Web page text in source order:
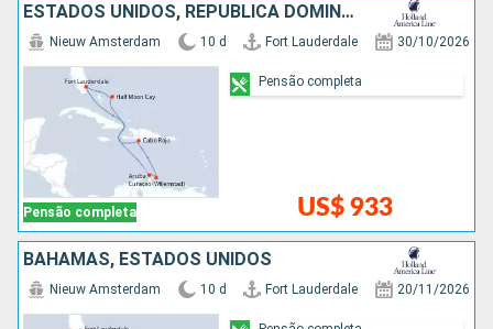
ESTADOS UNIDOS, REPUBLICA DOMINICANA, ARUBA, BAHAMAS
Pensão completa
Nieuw Amsterdam 10 d Fort Lauderdale 30/10/2026
US$ 933
Pensão completa
BAHAMAS, ESTADOS UNIDOS
Nieuw Amsterdam 10 d Fort Lauderdale 20/11/2026